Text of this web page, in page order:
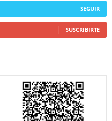
SEGUIR
SUSCRIBIRTE